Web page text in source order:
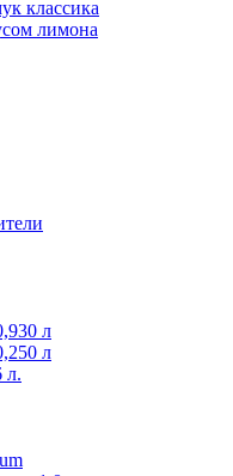
классика
лимона
л
л
л.